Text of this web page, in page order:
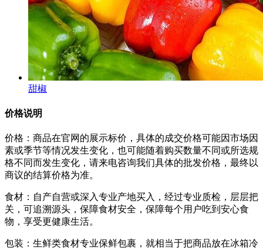
甜椒
价格说明
价格：商品在官网的展示标价，具体的成交价格可能因市场因
素或季节等情况发生变化，也可能随着购买数量不同或所选规
格不同而发生变化，请来电咨询我们具体的批发价格，最终以
商议的结算价格为准。
食材：自产自营或深入专业产地买入，经过专业质检，层层把
关，可追溯源头，保障食材安全，保障每个用户吃到安心食
物，享受更健康生活。
包装：生鲜类食材专业保鲜包裹，就相当于把商品放在冰箱冷